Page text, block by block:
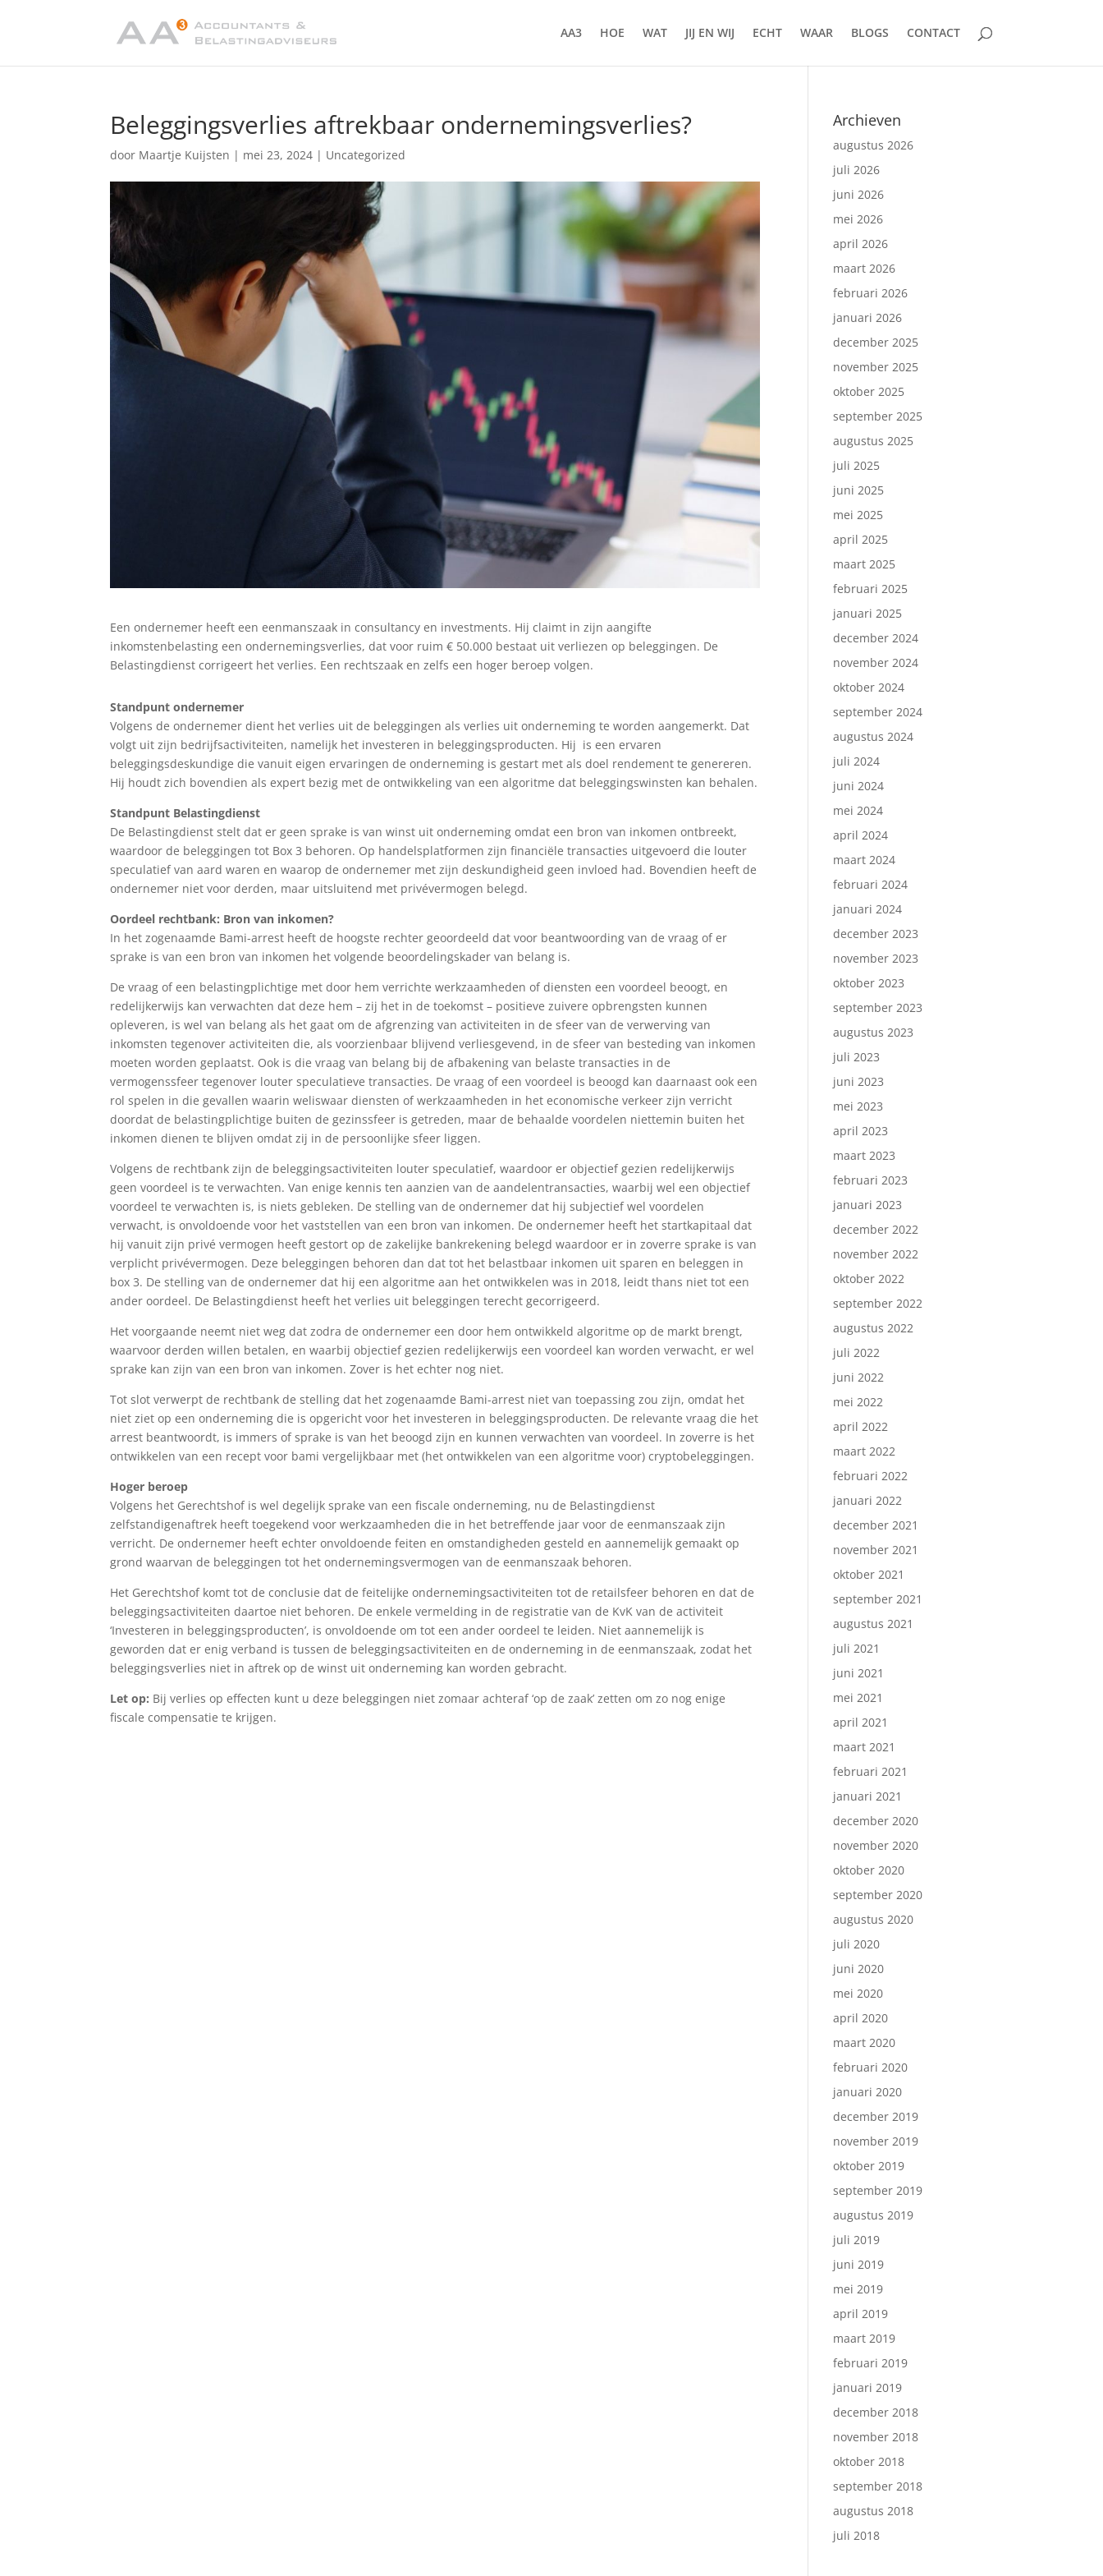
AA3 HOE WAT JIJ EN WIJ ECHT WAAR BLOGS CONTACT
Beleggingsverlies aftrekbaar ondernemingsverlies?
door Maartje Kuijsten | mei 23, 2024 | Uncategorized
Een ondernemer heeft een eenmanszaak in consultancy en investments. Hij claimt in zijn aangifte
inkomstenbelasting een ondernemingsverlies, dat voor ruim € 50.000 bestaat uit verliezen op beleggingen. De
Belastingdienst corrigeert het verlies. Een rechtszaak en zelfs een hoger beroep volgen.
Standpunt ondernemer
Volgens de ondernemer dient het verlies uit de beleggingen als verlies uit onderneming te worden aangemerkt. Dat
volgt uit zijn bedrijfsactiviteiten, namelijk het investeren in beleggingsproducten. Hij is een ervaren
beleggingsdeskundige die vanuit eigen ervaringen de onderneming is gestart met als doel rendement te genereren.
Hij houdt zich bovendien als expert bezig met de ontwikkeling van een algoritme dat beleggingswinsten kan behalen.
Standpunt Belastingdienst
De Belastingdienst stelt dat er geen sprake is van winst uit onderneming omdat een bron van inkomen ontbreekt,
waardoor de beleggingen tot Box 3 behoren. Op handelsplatformen zijn financiële transacties uitgevoerd die louter
speculatief van aard waren en waarop de ondernemer met zijn deskundigheid geen invloed had. Bovendien heeft de
ondernemer niet voor derden, maar uitsluitend met privévermogen belegd.
Oordeel rechtbank: Bron van inkomen?
In het zogenaamde Bami-arrest heeft de hoogste rechter geoordeeld dat voor beantwoording van de vraag of er
sprake is van een bron van inkomen het volgende beoordelingskader van belang is.
De vraag of een belastingplichtige met door hem verrichte werkzaamheden of diensten een voordeel beoogt, en
redelijkerwijs kan verwachten dat deze hem – zij het in de toekomst – positieve zuivere opbrengsten kunnen
opleveren, is wel van belang als het gaat om de afgrenzing van activiteiten in de sfeer van de verwerving van
inkomsten tegenover activiteiten die, als voorzienbaar blijvend verliesgevend, in de sfeer van besteding van inkomen
moeten worden geplaatst. Ook is die vraag van belang bij de afbakening van belaste transacties in de
vermogenssfeer tegenover louter speculatieve transacties. De vraag of een voordeel is beoogd kan daarnaast ook een
rol spelen in die gevallen waarin weliswaar diensten of werkzaamheden in het economische verkeer zijn verricht
doordat de belastingplichtige buiten de gezinssfeer is getreden, maar de behaalde voordelen niettemin buiten het
inkomen dienen te blijven omdat zij in de persoonlijke sfeer liggen.
Volgens de rechtbank zijn de beleggingsactiviteiten louter speculatief, waardoor er objectief gezien redelijkerwijs
geen voordeel is te verwachten. Van enige kennis ten aanzien van de aandelentransacties, waarbij wel een objectief
voordeel te verwachten is, is niets gebleken. De stelling van de ondernemer dat hij subjectief wel voordelen
verwacht, is onvoldoende voor het vaststellen van een bron van inkomen. De ondernemer heeft het startkapitaal dat
hij vanuit zijn privé vermogen heeft gestort op de zakelijke bankrekening belegd waardoor er in zoverre sprake is van
verplicht privévermogen. Deze beleggingen behoren dan dat tot het belastbaar inkomen uit sparen en beleggen in
box 3. De stelling van de ondernemer dat hij een algoritme aan het ontwikkelen was in 2018, leidt thans niet tot een
ander oordeel. De Belastingdienst heeft het verlies uit beleggingen terecht gecorrigeerd.
Het voorgaande neemt niet weg dat zodra de ondernemer een door hem ontwikkeld algoritme op de markt brengt,
waarvoor derden willen betalen, en waarbij objectief gezien redelijkerwijs een voordeel kan worden verwacht, er wel
sprake kan zijn van een bron van inkomen. Zover is het echter nog niet.
Tot slot verwerpt de rechtbank de stelling dat het zogenaamde Bami-arrest niet van toepassing zou zijn, omdat het
niet ziet op een onderneming die is opgericht voor het investeren in beleggingsproducten. De relevante vraag die het
arrest beantwoordt, is immers of sprake is van het beoogd zijn en kunnen verwachten van voordeel. In zoverre is het
ontwikkelen van een recept voor bami vergelijkbaar met (het ontwikkelen van een algoritme voor) cryptobeleggingen.
Hoger beroep
Volgens het Gerechtshof is wel degelijk sprake van een fiscale onderneming, nu de Belastingdienst
zelfstandigenaftrek heeft toegekend voor werkzaamheden die in het betreffende jaar voor de eenmanszaak zijn
verricht. De ondernemer heeft echter onvoldoende feiten en omstandigheden gesteld en aannemelijk gemaakt op
grond waarvan de beleggingen tot het ondernemingsvermogen van de eenmanszaak behoren.
Het Gerechtshof komt tot de conclusie dat de feitelijke ondernemingsactiviteiten tot de retailsfeer behoren en dat de
beleggingsactiviteiten daartoe niet behoren. De enkele vermelding in de registratie van de KvK van de activiteit
‘Investeren in beleggingsproducten’, is onvoldoende om tot een ander oordeel te leiden. Niet aannemelijk is
geworden dat er enig verband is tussen de beleggingsactiviteiten en de onderneming in de eenmanszaak, zodat het
beleggingsverlies niet in aftrek op de winst uit onderneming kan worden gebracht.
Let op: Bij verlies op effecten kunt u deze beleggingen niet zomaar achteraf ‘op de zaak’ zetten om zo nog enige
fiscale compensatie te krijgen.
Archieven
augustus 2026
juli 2026
juni 2026
mei 2026
april 2026
maart 2026
februari 2026
januari 2026
december 2025
november 2025
oktober 2025
september 2025
augustus 2025
juli 2025
juni 2025
mei 2025
april 2025
maart 2025
februari 2025
januari 2025
december 2024
november 2024
oktober 2024
september 2024
augustus 2024
juli 2024
juni 2024
mei 2024
april 2024
maart 2024
februari 2024
januari 2024
december 2023
november 2023
oktober 2023
september 2023
augustus 2023
juli 2023
juni 2023
mei 2023
april 2023
maart 2023
februari 2023
januari 2023
december 2022
november 2022
oktober 2022
september 2022
augustus 2022
juli 2022
juni 2022
mei 2022
april 2022
maart 2022
februari 2022
januari 2022
december 2021
november 2021
oktober 2021
september 2021
augustus 2021
juli 2021
juni 2021
mei 2021
april 2021
maart 2021
februari 2021
januari 2021
december 2020
november 2020
oktober 2020
september 2020
augustus 2020
juli 2020
juni 2020
mei 2020
april 2020
maart 2020
februari 2020
januari 2020
december 2019
november 2019
oktober 2019
september 2019
augustus 2019
juli 2019
juni 2019
mei 2019
april 2019
maart 2019
februari 2019
januari 2019
december 2018
november 2018
oktober 2018
september 2018
augustus 2018
juli 2018